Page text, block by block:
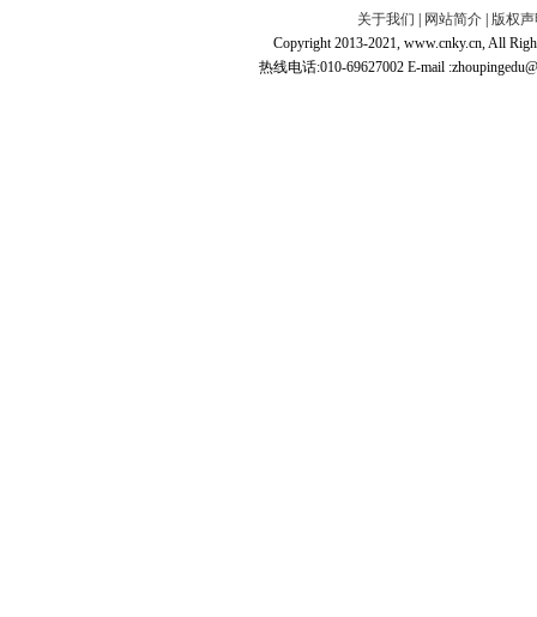
关于我们 | 网站简介 | 版权
Copyright 2013-2021, www.cnky.cn, All
热线电话:010-69627002 E-mail